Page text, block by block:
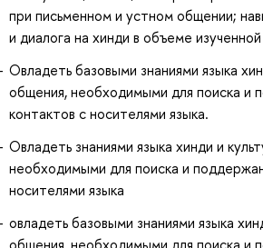
при письменном и устном общении;
и диалога на хинди в объеме
Овладеть базовыми знаниями языка
общения, необходимыми для поиска и
контактов с носителями языка.
Овладеть знаниями языка хинди и
необходимыми для поиска и
носителями языка
овладеть базовыми знаниями языка